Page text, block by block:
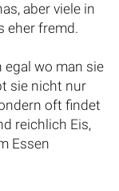
aber viele in
eher fremd.
egal wo man sie
sie nicht nur
oft findet
reichlich Eis,
Essen